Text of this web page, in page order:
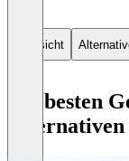
Übersicht
Die besten
Alternativen